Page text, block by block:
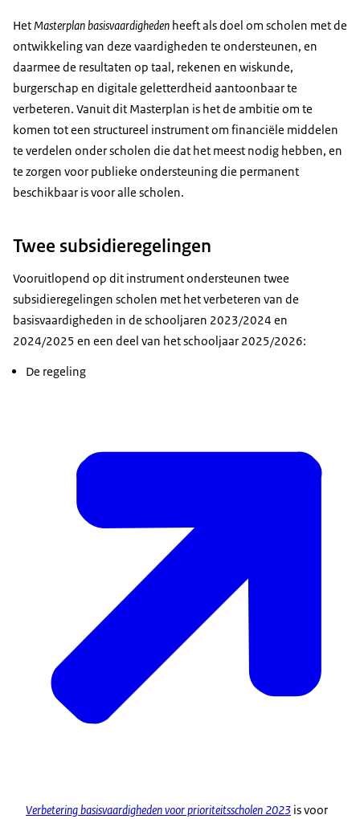
HetMasterplan basisvaardigheden heeft als doel om scholen met de
ontwikkeling van deze vaardigheden te ondersteunen, en
daarmee de resultaten op taal, rekenen en wiskunde,
burgerschap en digitale geletterdheid aantoonbaar te
verbeteren. Vanuit dit Masterplan is het de ambitie om te
komen tot een structureel instrument om financiële middelen
te verdelen onder scholen die dat het meest nodig hebben, en
te zorgen voor publieke ondersteuning die permanent
beschikbaar is voor alle scholen.
Twee subsidieregelingen
Vooruitlopend op dit instrument ondersteunen twee
subsidieregelingen scholen met het verbeteren van de
basisvaardigheden in de schooljaren 2023/2024 en
2024/2025 en een deel van het schooljaar 2025/2026:
De regeling
Verbetering basisvaardigheden voor prioriteitsscholen 2023 is voor